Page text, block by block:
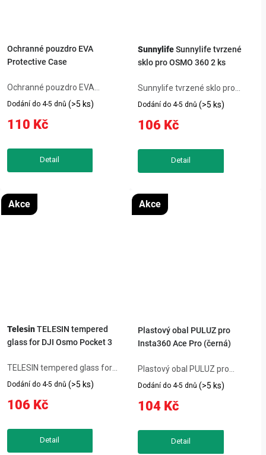
Ochranné pouzdro EVA
Protective Case
Dodání do 4-5 dnů (>5 ks)
110 Kč
Ochranné pouzdro EVA
Protective Case for Insta360
X4 / X5 poskytuje spolehlivou
ochranu kamery před nárazy,
odolnému materiálu EVA,
přesnému tvarování a...
Sunnylife Sunnylife tvrzené
sklo pro OSMO 360 2 ks
Dodání do 4-5 dnů (>5 ks)
106 Kč
Sunnylife tvrzené sklo pro
OSMO 360 2 ks je praktický
produkt, který usnadní
každodenní používání
Tvrzené sklo Sunnylife je
navrženo speciálně pro...
Telesin TELESIN tempered
glass for DJI Osmo Pocket 3
Akce
Dodání do 4-5 dnů (>5 ks)
106 Kč
TELESIN tempered glass for
DJI Osmo Pocket 3 je praktický
produkt, který usnadní
každodenní používání
důležité parametry patří
Kompatibilita: DJI...
Plastový obal PULUZ pro
Insta360 Ace Pro (černá)
Akce
Dodání do 4-5 dnů (>5 ks)
104 Kč
Plastový obal PULUZ pro
Insta360 Ace Pro (černý)
poskytuje spolehlivou ochranu
kamery před nárazy a
tvar zařízení, takže neomezuje
přístup k...